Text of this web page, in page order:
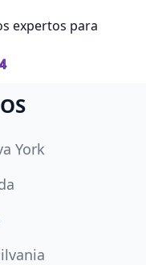
expertos para
York